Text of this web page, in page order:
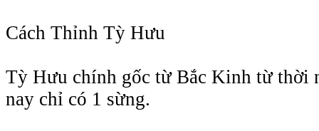
Cách Thỉnh Tỳ Hưu
Tỳ Hưu chính gốc từ Bắc Kinh từ thời
nay chỉ có 1 sừng.